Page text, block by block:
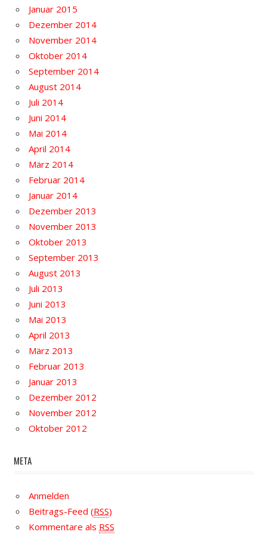
Januar 2015
Dezember 2014
November 2014
Oktober 2014
September 2014
August 2014
Juli 2014
Juni 2014
Mai 2014
April 2014
März 2014
Februar 2014
Januar 2014
Dezember 2013
November 2013
Oktober 2013
September 2013
August 2013
Juli 2013
Juni 2013
Mai 2013
April 2013
März 2013
Februar 2013
Januar 2013
Dezember 2012
November 2012
Oktober 2012
META
Anmelden
Beitrags-Feed (RSS)
Kommentare als RSS